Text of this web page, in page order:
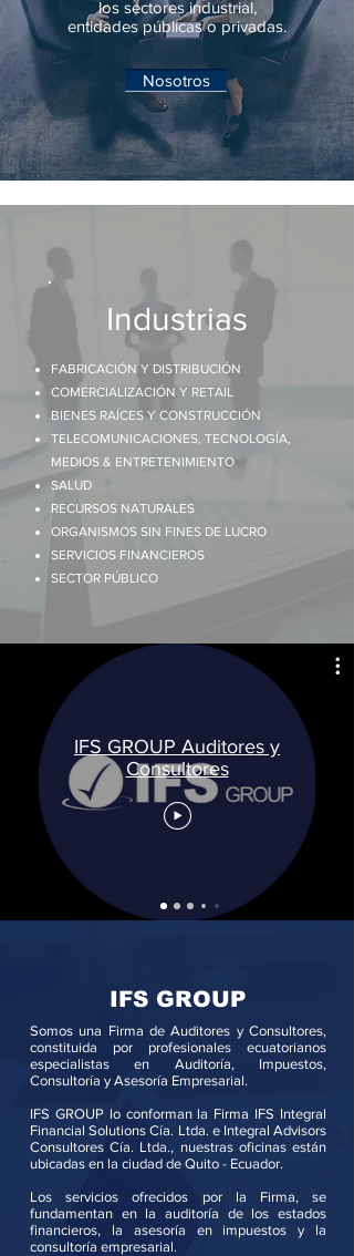
los sectores industrial,
entidades públicas o privadas.
Nosotros
Industrias
FABRICACIÓN Y DISTRIBUCIÓN
COMERCIALIZACIÓN Y RETAIL
BIENES RAÍCES Y CONSTRUCCIÓN
TELECOMUNICACIONES, TECNOLOGÍA,
MEDIOS & ENTRETENIMIENTO
SALUD
RECURSOS NATURALES
ORGANISMOS SIN FINES DE LUCRO
SERVICIOS FINANCIEROS
SECTOR PÚBLICO
IFS GROUP Auditores y
Consultores
IFS GROUP
Somos una Firma de Auditores y Consultores,
constituida por profesionales ecuatorianos
especialistas en Auditoría, Impuestos,
Consultoría y Asesoría Empresarial.
​IFS GROUP lo conforman la Firma IFS Integral
Financial Solutions Cía. Ltda. e Integral Advisors
Consultores Cía. Ltda., nuestras oficinas están
ubicadas en la ciudad de Quito - Ecuador.
Los servicios ofrecidos por la Firma, se
fundamentan en la auditoría de los estados
financieros, la asesoría en impuestos y la
consultoría empresarial.